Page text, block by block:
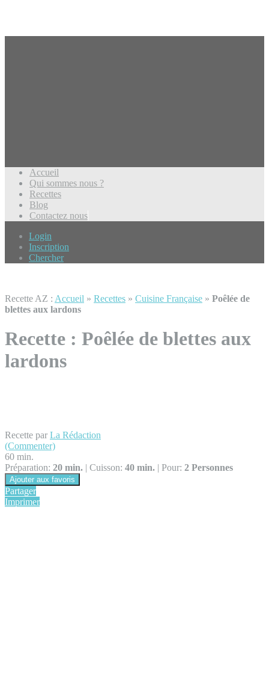
Accueil
Qui sommes nous ?
Recettes
Blog
Contactez nous
Login
Inscription
Chercher
Recette AZ : Accueil » Recettes » Cuisine Française » Poêlée de
blettes aux lardons
Recette : Poêlée de blettes aux
lardons
Recette par La Rédaction
(Commenter)
60 min.
Préparation: 20 min. | Cuisson: 40 min. | Pour: 2 Personnes
Ajouter aux favoris
Partager
Imprimer